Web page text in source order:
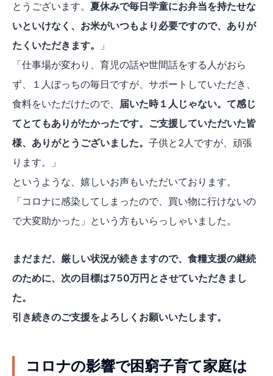
とうございます。 夏休みで毎日学童にお弁当を持たせな
いといけなく、お米がいつもより必要ですので、ありが
たくいただきます。
」
「仕事場が変わり、育児の話や世間話をする人がおら
ず、１人ぼっちの毎日ですが、サポートしていただき、
食料をいただけたので、 届いた時１人じゃない。て感じ
てとてもありがたかったです。ご支援していただいた皆
様、ありがとうございました。 子供と2人ですが、頑張
ります。」
というような、嬉しいお声もいただいております。
「コロナに感染してしまったので、買い物に行けないの
で大変助かった」という方もいらっしゃいました。
まだまだ、厳しい状況が続きますので、食糧支援の継続
のために、次の目標は750万円とさせていただきまし
た。
引き続きのご支援をよろしくお願いいたします。
コロナの影響で困窮子育て家庭は